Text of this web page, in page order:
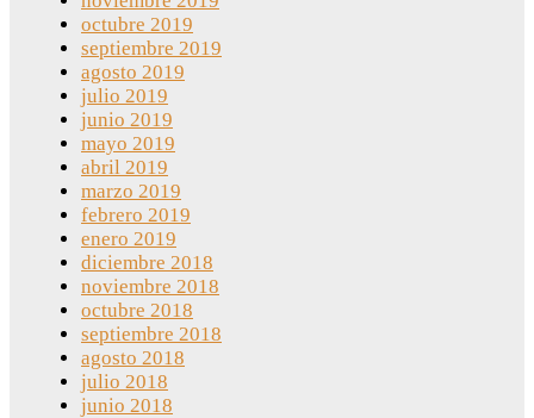
octubre 2019
septiembre 2019
agosto 2019
julio 2019
junio 2019
mayo 2019
abril 2019
marzo 2019
febrero 2019
enero 2019
diciembre 2018
noviembre 2018
octubre 2018
septiembre 2018
agosto 2018
julio 2018
junio 2018